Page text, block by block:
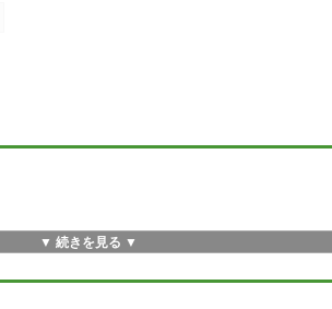
▼ 続きを見る ▼